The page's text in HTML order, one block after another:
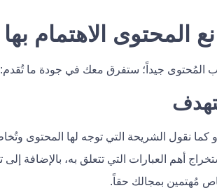
كما نقول الشريحة التي توجه لها المحتوى
أهم العبارات التي تتعلق به، بالإضافة إلى
مُهتمين بمجالك حقاً.